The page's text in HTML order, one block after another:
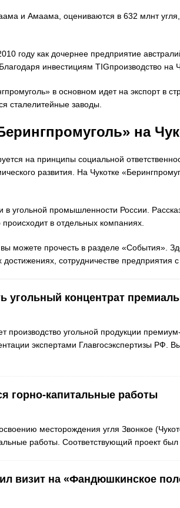
и Амаама, оцениваются в 632 млнт
году как дочернее предприятие
инвестициям TIGпроизводство на
в основном идет на экспорт в
сталелитейные заводы.
на
на принципы социальной
развития. На Чукотке
угольной промышленности России.
в отдельных компаниях.
можете прочесть в разделе «События».
сотрудничестве предприятия с
угольный концентрат
производство угольной продукции
экспертами Главгосэкспертизы РФ.
горно-капитальные работы
месторождения угля Звонкое
работы. Соответствующий проект
визит на «Фандюшкинское